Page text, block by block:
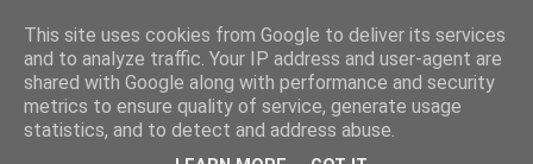
This site uses cookies from Google to deliver its services
and to analyze traffic. Your IP address and user-agent are
shared with Google along with performance and security
metrics to ensure quality of service, generate usage
statistics, and to detect and address abuse.